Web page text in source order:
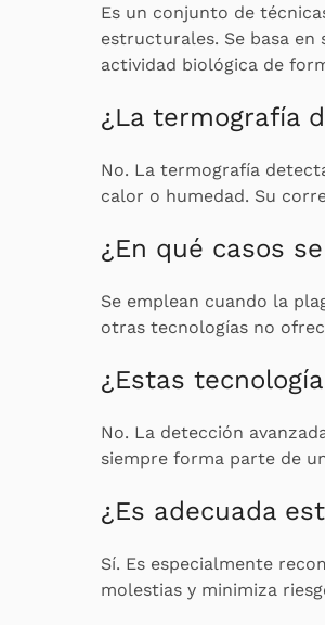
Es un conjunto de
estructurales. Se basa
actividad biológica de
¿La termografía
No. La termografía
calor o humedad. Su
¿En qué casos
Se emplean cuando la
otras tecnologías no
¿Estas
No. La detección
siempre forma parte de
¿Es adecuada
Sí. Es especialmente
molestias y minimiza